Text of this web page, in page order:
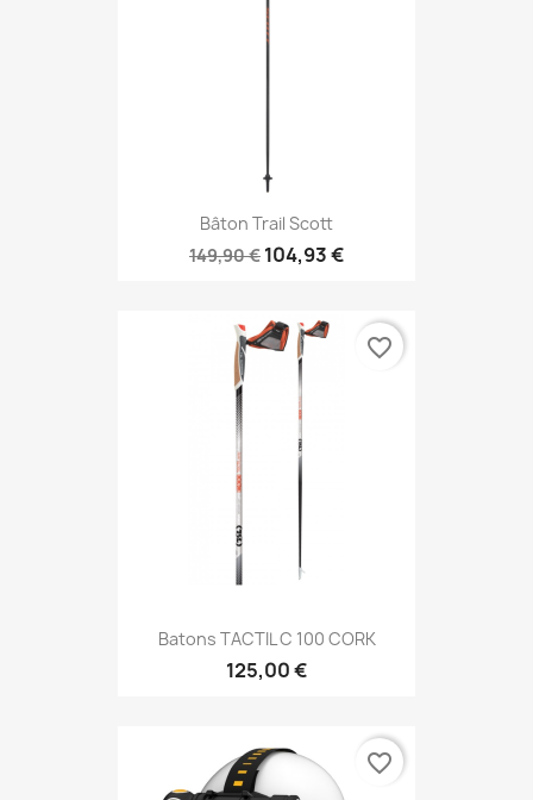
Bâton Trail Scott
149,90 € 104,93 €
Batons TACTIL C 100 CORK
125,00 €
favorite_border
favorite_border